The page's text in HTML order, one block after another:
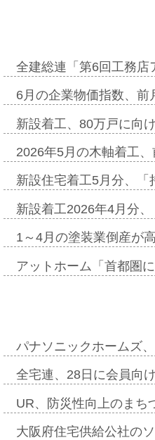
全建総連「第6回工務
6月の企業物価指数、
新設着工、80万戸に向
2026年5月の木軸着工
新設住宅着工5月分、
新設着工2026年4月分
1～4月の塗装業倒産が
アットホーム「首都圏
パナソニックホームズ
全宅連、28日に会員向
UR、防災性向上のま
大阪府住宅供給公社の